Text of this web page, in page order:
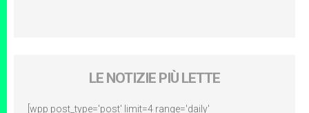
LE NOTIZIE PIÙ LETTE
[wpp post_type='post' limit=4 range='daily'